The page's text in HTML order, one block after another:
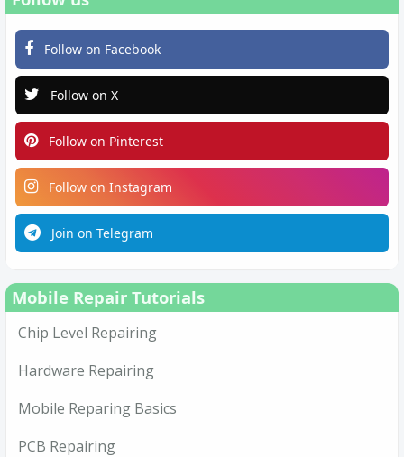
Follow on Facebook
Follow on X
Follow on Pinterest
Follow on Instagram
Join on Telegram
Mobile Repair Tutorials
Chip Level Repairing
Hardware Repairing
Mobile Reparing Basics
PCB Repairing